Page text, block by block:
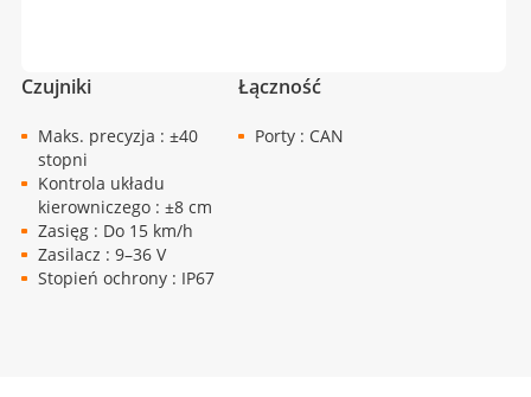
Czujniki
Maks. precyzja : ±40
stopni
Kontrola układu
kierowniczego : ±8 cm
Zasięg : Do 15 km/h
Zasilacz : 9–36 V
Stopień ochrony : IP67
Łączność
Porty : CAN